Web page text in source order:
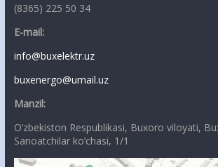
(8365) 225 50 34
E-mail:
info@buxelektr.uz
buxenergo@umail.uz
Manzil:
O’zbekiston Respublikasi, Buxoro viloyati,
Sanoatchilar ko’chasi, 1/1